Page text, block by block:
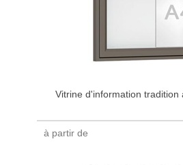
Vitrine d'information tradition
à partir de